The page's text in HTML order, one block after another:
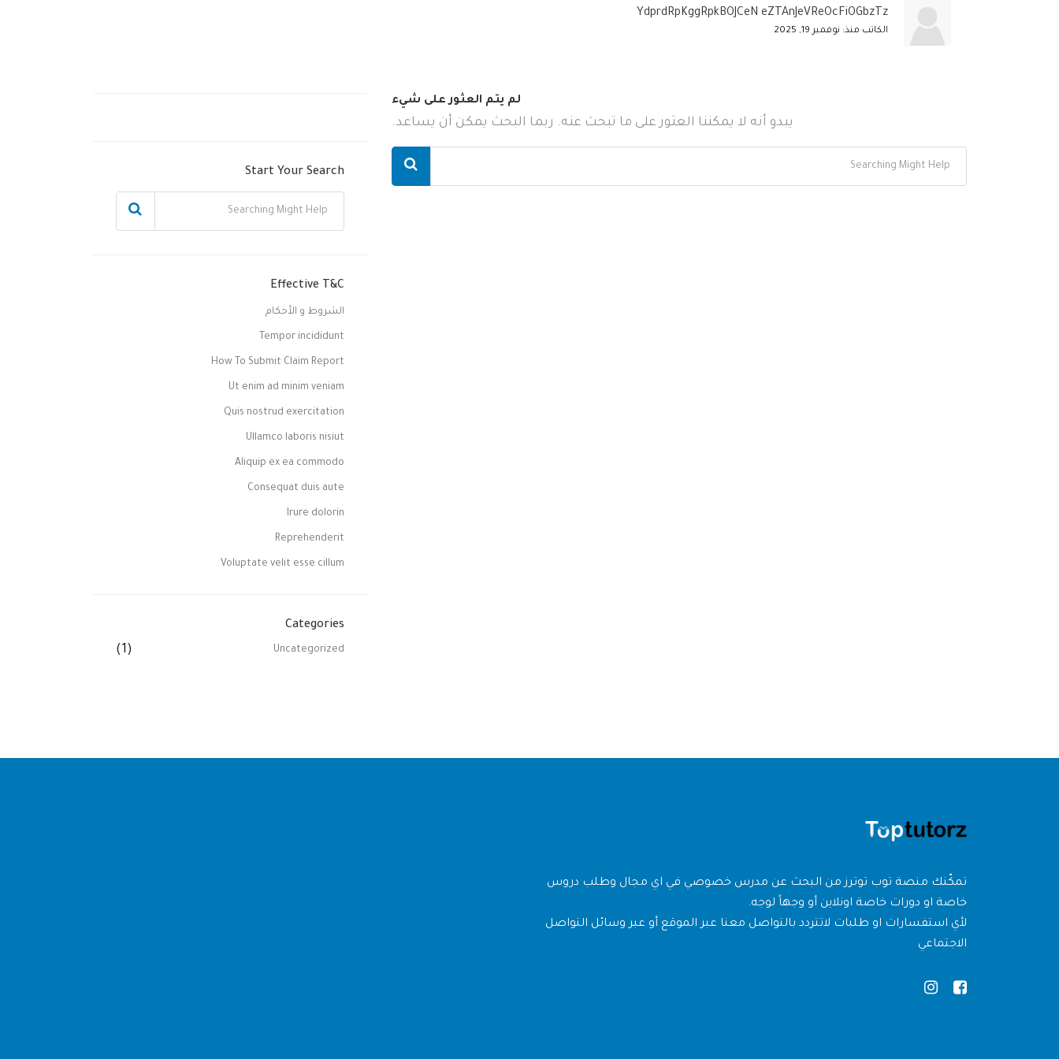
YdprdRpKggRpkBOJCeN eZTAnJeVReOcFiOGbzTz
الكاتب منذ: نوفمبر 19, 2025
لم يتم العثور على شيء
يبدو أنه لا يمكننا العثور على ما تبحث عنه. ربما البحث يمكن أن يساعد.
Start Your Search
Effective T&C
الشروط و الأحكام
Tempor incididunt
How To Submit Claim Report
Ut enim ad minim veniam
Quis nostrud exercitation
Ullamco laboris nisiut
Aliquip ex ea commodo
Consequat duis aute
Irure dolorin
Reprehenderit
Voluptate velit esse cillum
Categories
Uncategorized
(1)
تمكّنك منصة توب توترز من البحث عن مدرس خصوصي في اي مجال وطلب دروس
خاصة او دورات خاصة اونلاين أو وجهاً لوجه.
لأي استفسارات او طلبات لاتتردد بالتواصل معنا عبر الموقع أو عبر وسائل التواصل
الاجتماعي